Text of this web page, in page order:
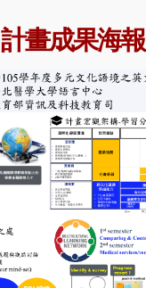
計畫成果海報